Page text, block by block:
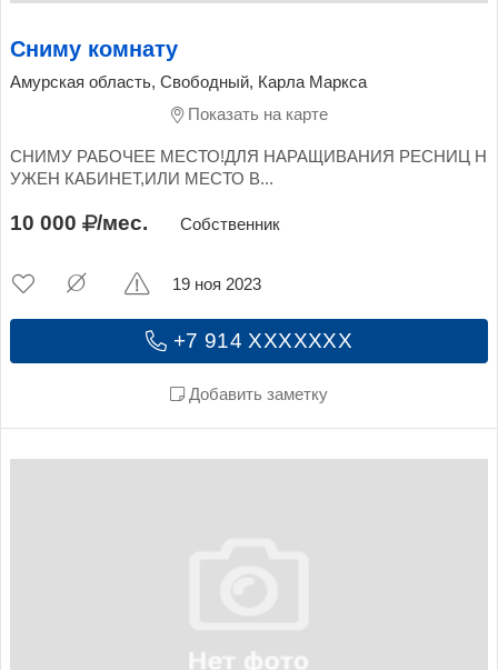
Сниму комнату
Амурская область, Свободный, Карла Маркса
Показать на карте
СНИМУ РАБОЧЕЕ МЕСТО!ДЛЯ НАРАЩИВАНИЯ РЕСНИЦ Н
УЖЕН КАБИНЕТ,ИЛИ МЕСТО В...
10 000 /мес. Собственник
+7 914 XXXXXXX
Добавить заметку
19 ноя 2023